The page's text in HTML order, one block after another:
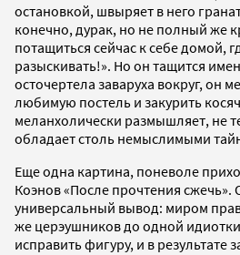
остановкой, швыряет в него
конечно, дурак, но не полный же
потащиться сейчас к себе домой,
разыскивать!». Но он тащится
осточертела заваруха вокруг, он
любимую постель и закурить
меланхолически размышляет, не
обладает столь немыслимыми
Еще одна картина, поневоле
Коэнов «После прочтения сжечь».
универсальный вывод: миром
же церэушников до одной
исправить фигуру, и в результате